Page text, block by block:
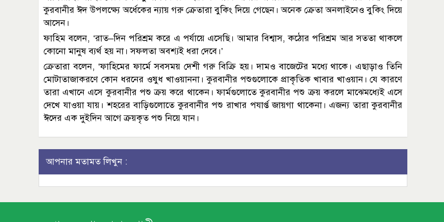
কুরবানীর ঈদ উপলক্ষ্যে অর্ধেকের ন্যায় গরু ক্রেতারা বুকিং দিয়ে গেছেন। অনেক ক্রেতা অনলাইনেও বুকিং দিয়ে
আসেন।
ফাহিম বলেন, ‘রাত–দিন পরিশ্রম করে এ পর্যায়ে এসেছি। আমার বিশ্বাস, কঠোর পরিশ্রম আর সততা থাকলে
কোনো মানুষ ব্যর্থ হয় না। সফলতা অবশ্যই ধরা দেবে।’
ক্রেতারা বলেন, ‘ফাহিমের ফার্মে সবসময় দেশী গরু বিক্রি হয়। দামও বাজেটের মধ্যে থাকে। এছাড়াও তিনি
মোটাতাজাকরণে কোন ধরনের ওষুধ খাওয়াননা। কুরবানীর পশুগুলোকে প্রাকৃতিক খাবার খাওয়ান। যে কারণে
তারা এখানে এসে কুরবানীর পশু ক্রয় করে থাকেন। ফার্মগুলোতে কুরবানীর পশু ক্রয় করলে মাঝেমধ্যেই এসে
দেখে যাওয়া যায়। শহরের বাড়িগুলোতে কুরবানীর পশু রাখার পযার্প্ত জায়গা থাকেনা। এজন্য তারা কুরবানীর
ঈদের এক দুইদিন আগে ক্রয়কৃত পশু নিয়ে যান।
আপনার মতামত লিখুন :